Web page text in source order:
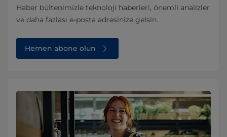
Haber bültenimizle teknoloji haberleri, önemli analizler
ve daha fazlası e-posta adresinize gelsin.
Hemen abone olun